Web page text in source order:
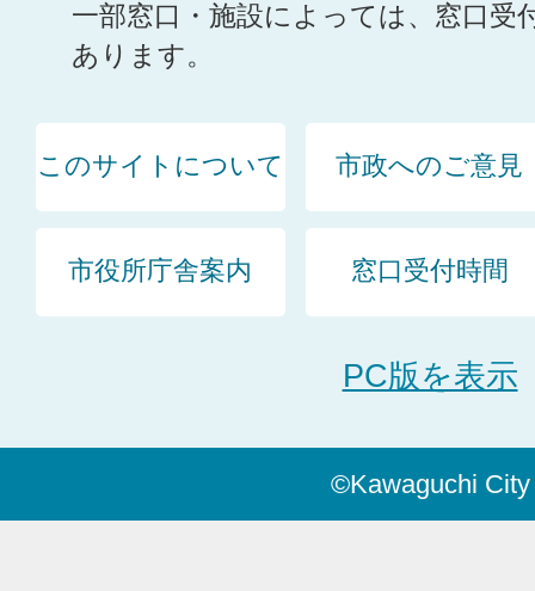
一部窓口・施設によっては、窓口受
あります。
このサイトについて 市政へのご意見
市役所庁舎案内 窓口受付時間
PC版を表示
©Kawaguchi City